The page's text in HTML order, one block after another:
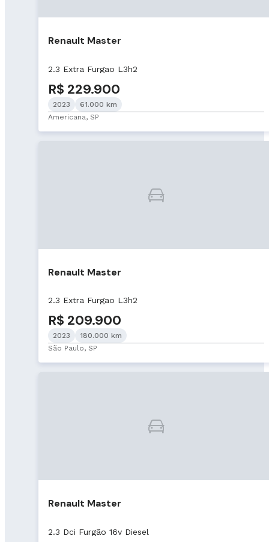
Renault Master
2.3 Extra Furgao L3h2
R$ 229.900
2023
61.000 km
Americana, SP
Renault Master
2.3 Extra Furgao L3h2
R$ 209.900
2023
180.000 km
São Paulo, SP
Renault Master
2.3 Dci Furgão 16v Diesel